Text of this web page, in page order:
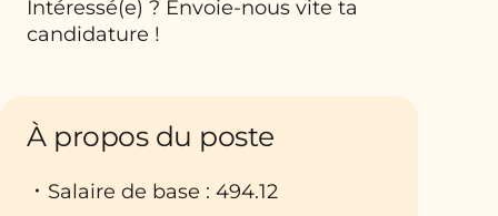
Intéressé(e) ? Envoie-nous vite ta
candidature !
À propos du poste
Salaire de base : 494.12